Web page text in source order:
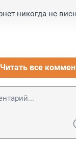
никогда не
Читать все